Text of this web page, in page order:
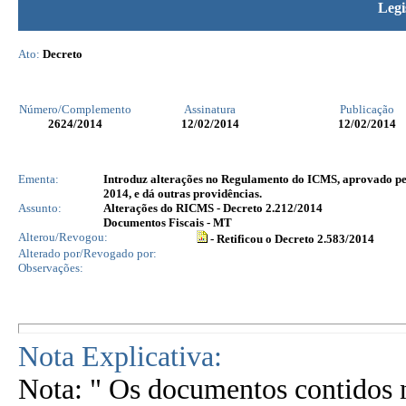
Ato: Decreto
Número/Complemento Assinatura
Publicação
2624/2014 12/02/2014 12/02/2014
Ementa:
Introduz alterações no Regulamento do ICMS, aprovado
2014, e dá outras providências.
Assunto:
Alterações do RICMS - Decreto 2.212/2014
Documentos Fiscais - MT
Alterou/Revogou:
- Retificou o Decreto 2.583/2014
Alterado por/Revogado por:
Observações:
Nota Explicativa:
Nota: " Os documentos contidos